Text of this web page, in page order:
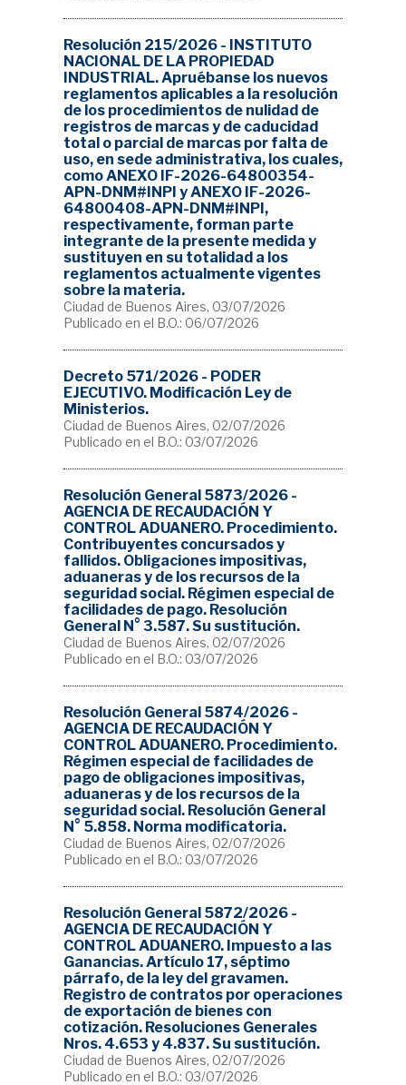
Resolución 215/2026 - INSTITUTO
NACIONAL DE LA PROPIEDAD
INDUSTRIAL. Apruébanse los nuevos
reglamentos aplicables a la resolución
de los procedimientos de nulidad de
registros de marcas y de caducidad
total o parcial de marcas por falta de
uso, en sede administrativa, los cuales,
como ANEXO IF-2026-64800354-
APN-DNM#INPI y ANEXO IF-2026-
64800408-APN-DNM#INPI,
respectivamente, forman parte
integrante de la presente medida y
sustituyen en su totalidad a los
reglamentos actualmente vigentes
sobre la materia.
Ciudad de Buenos Aires, 03/07/2026
Publicado en el B.O.: 06/07/2026
Decreto 571/2026 - PODER
EJECUTIVO. Modificación Ley de
Ministerios.
Ciudad de Buenos Aires, 02/07/2026
Publicado en el B.O.: 03/07/2026
Resolución General 5873/2026 -
AGENCIA DE RECAUDACIÓN Y
CONTROL ADUANERO. Procedimiento.
Contribuyentes concursados y
fallidos. Obligaciones impositivas,
aduaneras y de los recursos de la
seguridad social. Régimen especial de
facilidades de pago. Resolución
General N° 3.587. Su sustitución.
Ciudad de Buenos Aires, 02/07/2026
Publicado en el B.O.: 03/07/2026
Resolución General 5874/2026 -
AGENCIA DE RECAUDACIÓN Y
CONTROL ADUANERO. Procedimiento.
Régimen especial de facilidades de
pago de obligaciones impositivas,
aduaneras y de los recursos de la
seguridad social. Resolución General
N° 5.858. Norma modificatoria.
Ciudad de Buenos Aires, 02/07/2026
Publicado en el B.O.: 03/07/2026
Resolución General 5872/2026 -
AGENCIA DE RECAUDACIÓN Y
CONTROL ADUANERO. Impuesto a las
Ganancias. Artículo 17, séptimo
párrafo, de la ley del gravamen.
Registro de contratos por operaciones
de exportación de bienes con
cotización. Resoluciones Generales
Nros. 4.653 y 4.837. Su sustitución.
Ciudad de Buenos Aires, 02/07/2026
Publicado en el B.O.: 03/07/2026